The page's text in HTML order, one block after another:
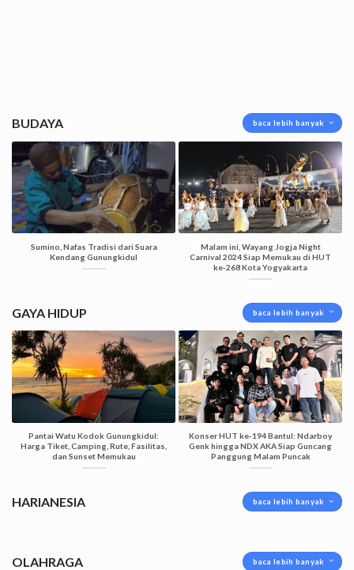
BUDAYA baca lebih banyak
Sumino, Nafas Tradisi dari Suara
Kendang Gunungkidul
Malam ini, Wayang Jogja Night
Carnival 2024 Siap Memukau di HUT
ke-268 Kota Yogyakarta
GAYA HIDUP baca lebih banyak
Pantai Watu Kodok Gunungkidul:
Harga Tiket, Camping, Rute, Fasilitas,
dan Sunset Memukau
Konser HUT ke-194 Bantul: Ndarboy
Genk hingga NDX AKA Siap Guncang
Panggung Malam Puncak
HARIANESIA baca lebih banyak
OLAHRAGA baca lebih banyak